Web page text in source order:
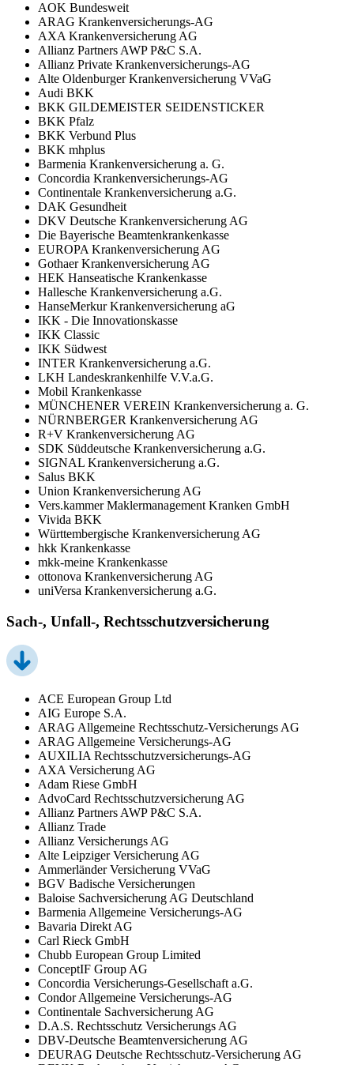
AOK Bundesweit
ARAG Krankenversicherungs-AG
AXA Krankenversicherung AG
Allianz Partners AWP P&C S.A.
Allianz Private Krankenversicherungs-AG
Alte Oldenburger Krankenversicherung VVaG
Audi BKK
BKK GILDEMEISTER SEIDENSTICKER
BKK Pfalz
BKK Verbund Plus
BKK mhplus
Barmenia Krankenversicherung a. G.
Concordia Krankenversicherungs-AG
Continentale Krankenversicherung a.G.
DAK Gesundheit
DKV Deutsche Krankenversicherung AG
Die Bayerische Beamtenkrankenkasse
EUROPA Krankenversicherung AG
Gothaer Krankenversicherung AG
HEK Hanseatische Krankenkasse
Hallesche Krankenversicherung a.G.
HanseMerkur Krankenversicherung aG
IKK - Die Innovationskasse
IKK Classic
IKK Südwest
INTER Krankenversicherung a.G.
LKH Landeskrankenhilfe V.V.a.G.
Mobil Krankenkasse
MÜNCHENER VEREIN Krankenversicherung a. G.
NÜRNBERGER Krankenversicherung AG
R+V Krankenversicherung AG
SDK Süddeutsche Krankenversicherung a.G.
SIGNAL Krankenversicherung a.G.
Salus BKK
Union Krankenversicherung AG
Vers.kammer Maklermanagement Kranken GmbH
Vivida BKK
Württembergische Krankenversicherung AG
hkk Krankenkasse
mkk-meine Krankenkasse
ottonova Krankenversicherung AG
uniVersa Krankenversicherung a.G.
Sach-, Unfall-, Rechtsschutzversicherung
ACE European Group Ltd
AIG Europe S.A.
ARAG Allgemeine Rechtsschutz-Versicherungs AG
ARAG Allgemeine Versicherungs-AG
AUXILIA Rechtsschutzversicherungs-AG
AXA Versicherung AG
Adam Riese GmbH
AdvoCard Rechtsschutzversicherung AG
Allianz Partners AWP P&C S.A.
Allianz Trade
Allianz Versicherungs AG
Alte Leipziger Versicherung AG
Ammerländer Versicherung VVaG
BGV Badische Versicherungen
Baloise Sachversicherung AG Deutschland
Barmenia Allgemeine Versicherungs-AG
Bavaria Direkt AG
Carl Rieck GmbH
Chubb European Group Limited
ConceptIF Group AG
Concordia Versicherungs-Gesellschaft a.G.
Condor Allgemeine Versicherungs-AG
Continentale Sachversicherung AG
D.A.S. Rechtsschutz Versicherungs AG
DBV-Deutsche Beamtenversicherung AG
DEURAG Deutsche Rechtsschutz-Versicherung AG